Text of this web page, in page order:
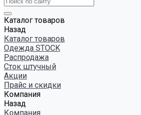
Каталог товаров
Назад
Каталог товаров
Одежда STOCK
Распродажа
Сток штучный
Акции
Прайс и скидки
Компания
Назад
Компания